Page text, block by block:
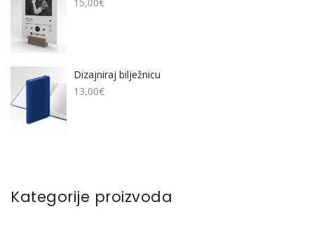
Dizajniraj bilježnicu
13,00€
Kategorije proizvoda